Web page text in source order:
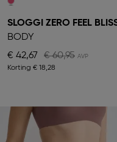
SLOGGI ZERO FEEL
BODY
€ 42,67
€ 60,95
Korting € 18,28